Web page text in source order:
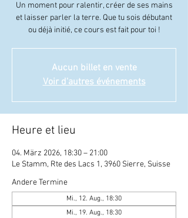
Un moment pour ralentir, créer de ses mains
et laisser parler la terre. Que tu sois débutant
ou déjà initié, ce cours est fait pour toi !
Aucun billet en vente
Voir d'autres événements
Heure et lieu
04. März 2026, 18:30 – 21:00
Le Stamm, Rte des Lacs 1, 3960 Sierre, Suisse
Andere Termine
Mi., 12. Aug., 18:30
Mi., 19. Aug., 18:30